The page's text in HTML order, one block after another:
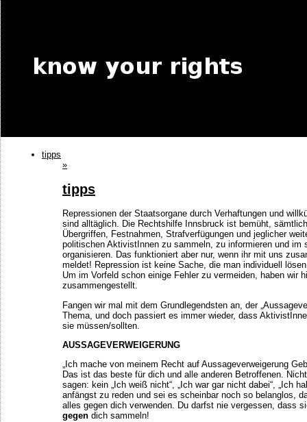
tipps
»
tipps
Repressionen der Staatsorgane durch Verhaftungen und
sind alltäglich. Die Rechtshilfe Innsbruck ist bemüht,
Übergriffen, Festnahmen, Strafverfügungen und jeglicher
politischen AktivistInnen zu sammeln, zu informieren und
organisieren. Das funktioniert aber nur, wenn ihr mit uns
meldet! Repression ist keine Sache, die man individuell
Um im Vorfeld schon einige Fehler zu vermeiden, haben wir
zusammengestellt.
Fangen wir mal mit dem Grundlegendsten an, der
Thema, und doch passiert es immer wieder, dass
sie müssen/sollten.
AUSSAGEVERWEIGERUNG
„Ich mache von meinem Recht auf Aussageverweigerung
Das ist das beste für dich und alle anderen Betroffenen.
sagen: kein „Ich weiß nicht“, „Ich war gar nicht dabei“, „Ich
anfängst zu reden und sei es scheinbar noch so belanglos,
alles gegen dich verwenden. Du darfst nie vergessen, dass
gegen dich sammeln!